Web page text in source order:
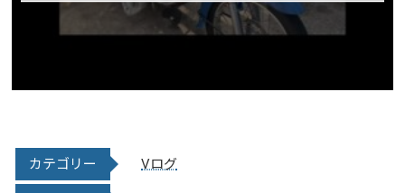
カテゴリー Vログ